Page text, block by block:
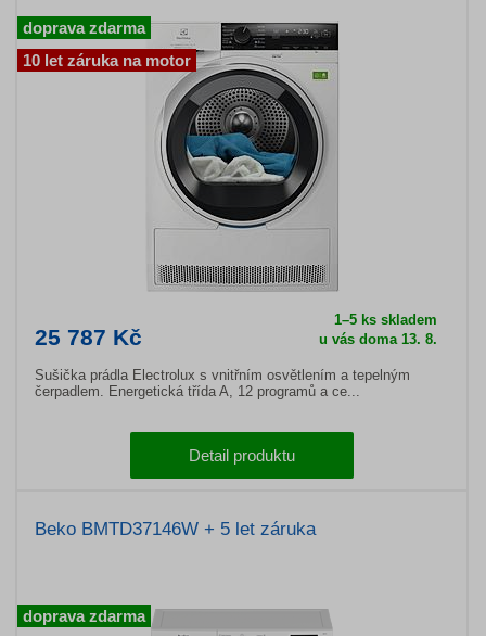
25 787 Kč
1–5 ks skladem
u vás doma 13. 8.
Sušička prádla Electrolux s vnitřním osvětlením a tepelným
čerpadlem. Energetická třída A, 12 programů a ce...
Detail produktu
doprava zdarma
10 let záruka na motor
Beko BMTD37146W + 5 let záruka
doprava zdarma